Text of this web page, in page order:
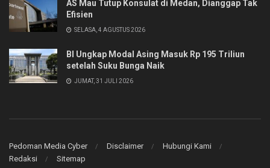
AS Mau Tutup Konsulat di Medan, Dianggap Tak
Efisien
SELASA, 4 AGUSTUS 2026
BI Ungkap Modal Asing Masuk Rp 195 Triliun
setelah Suku Bunga Naik
JUMAT, 31 JULI 2026
Pedoman Media Cyber Disclaimer
Hubungi Kami
Redaksi
Sitemap